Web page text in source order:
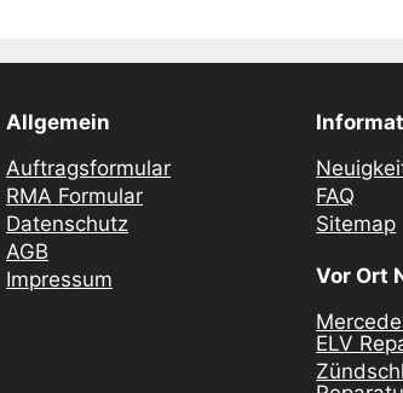
Allgemein
Auftragsformular
RMA Formular
Datenschutz
AGB
Impressum
FAQ
Sitemap
Vor Ort
ELV